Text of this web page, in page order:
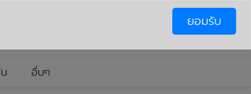
อื่นๆ
ยอมรับ